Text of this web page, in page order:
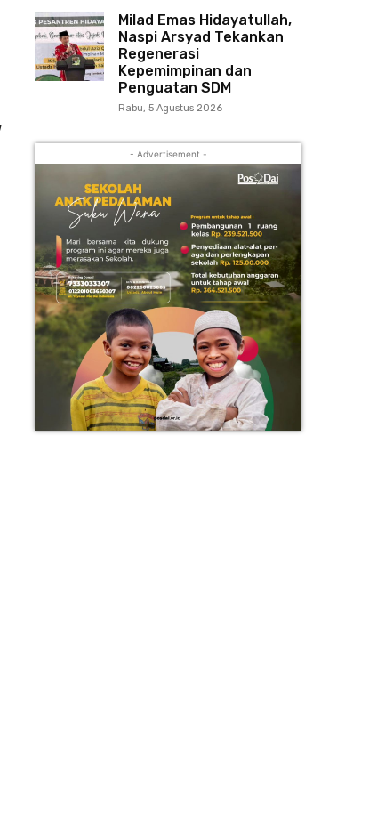
Milad Emas Hidayatullah,
Naspi Arsyad Tekankan
Regenerasi
Kepemimpinan dan
Penguatan SDM
Rabu, 5 Agustus 2026
- Advertisement -